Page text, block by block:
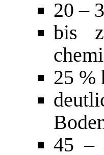
20 –
bis
25 %
45 –